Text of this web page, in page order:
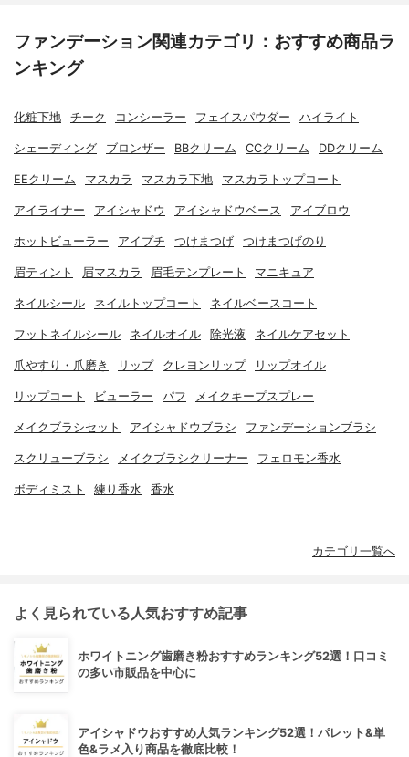
ファンデーション関連カテゴリ：おすすめ商品ラ
ンキング
化粧下地 チーク コンシーラー フェイスパウダー ハイライト
シェーディング ブロンザー BBクリーム CCクリーム DDクリーム
EEクリーム マスカラ マスカラ下地 マスカラトップコート
アイライナー アイシャドウ アイシャドウベース アイブロウ
ホットビューラー アイプチ つけまつげ つけまつげのり
眉ティント 眉マスカラ 眉毛テンプレート マニキュア
ネイルシール ネイルトップコート ネイルベースコート
フットネイルシール ネイルオイル 除光液 ネイルケアセット
爪やすり・爪磨き リップ クレヨンリップ リップオイル
リップコート ビューラー パフ メイクキープスプレー
メイクブラシセット アイシャドウブラシ ファンデーションブラシ
スクリューブラシ メイクブラシクリーナー フェロモン香水
ボディミスト 練り香水 香水
カテゴリ一覧へ
よく見られている人気おすすめ記事
ホワイトニング歯磨き粉おすすめランキング52選！口コミ
の多い市販品を中心に
アイシャドウおすすめ人気ランキング52選！パレット&単
色&ラメ入り商品を徹底比較！